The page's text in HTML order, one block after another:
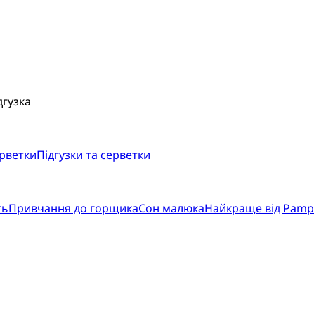
Підгузки та серветки
Привчання до горщикаСон малюкаНайкраще від